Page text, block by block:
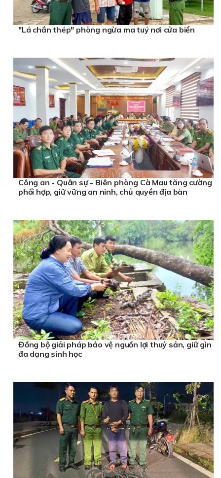
"Lá chắn thép" phòng ngừa ma tuý nơi cửa biển
Công an - Quân sự - Biên phòng Cà Mau tăng cường
phối hợp, giữ vững an ninh, chủ quyền địa bàn
Đồng bộ giải pháp bảo vệ nguồn lợi thuỷ sản, giữ gìn
đa dạng sinh học